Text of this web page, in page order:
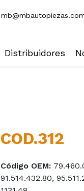
Distribuidores
COD.312
Código OEM:
91.514.432.80,